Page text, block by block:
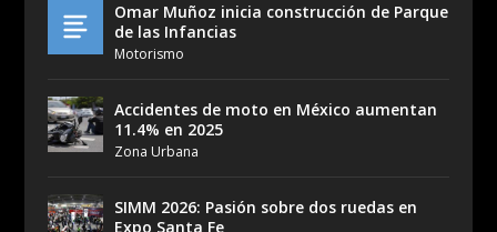
Omar Muñoz inicia construcción de Parque
de las Infancias
Motorismo
Accidentes de moto en México aumentan
11.4% en 2025
Zona Urbana
SIMM 2026: Pasión sobre dos ruedas en
Expo Santa Fe